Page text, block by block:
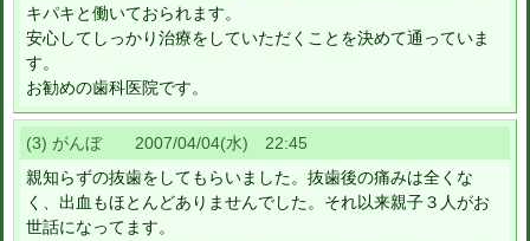
キパキと働いておられます。
安心してしっかり治療をしていただくことを決めて通っていま
す。
お勧めの歯科医院です。
(3) がんぼ 2007/04/04(水) 22:45
親知らずの抜歯をしてもらいました。抜歯後の痛みは全くな
く、出血もほとんどありませんでした。それ以来親子３人がお
世話になってます。